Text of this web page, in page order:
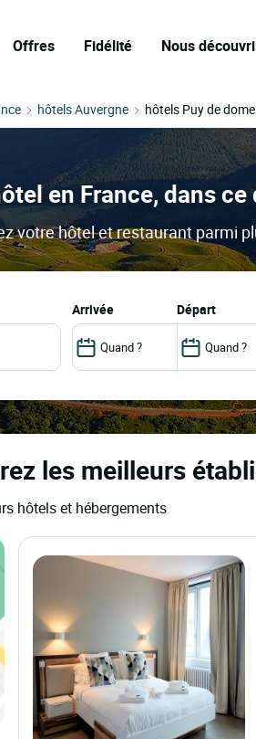
Offres Fidélité Nous
hôtels Auvergne hôtels Puy de dome
en France, dans
votre hôtel et restaurant parmi
arrivée départ
les meilleurs
hôtels et hébergements